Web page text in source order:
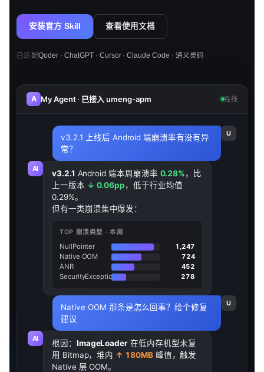
安装官方 Skill 查看使用文档
已适配Qoder · ChatGPT · Cursor · Claude Code · 通义灵码
A My Agent · 已接入 umeng-apm 在线
U
v3.2.1 上线后 Android 端崩溃率有没有异
常？
AI v3.2.1 Android 端本周崩溃率 0.28%，比
上一版本 ↓ 0.06pp，低于行业均值
0.29%。
但有一类崩溃集中爆发：
TOP 崩溃类型 · 本周
NullPointer
1,247
Native OOM
724
ANR
452
SecurityException
278
U
Native OOM 那条是怎么回事？给个修复
建议
AI 根因： ImageLoader 在低内存机型未复
用 Bitmap，堆内 ↑ 180MB峰值，触发
Native 层 OOM。